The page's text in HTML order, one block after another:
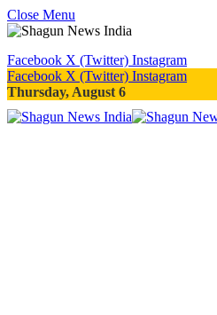
Close Menu
Facebook X (Twitter) Instagram
Facebook X (Twitter) Instagram
Thursday, August 6